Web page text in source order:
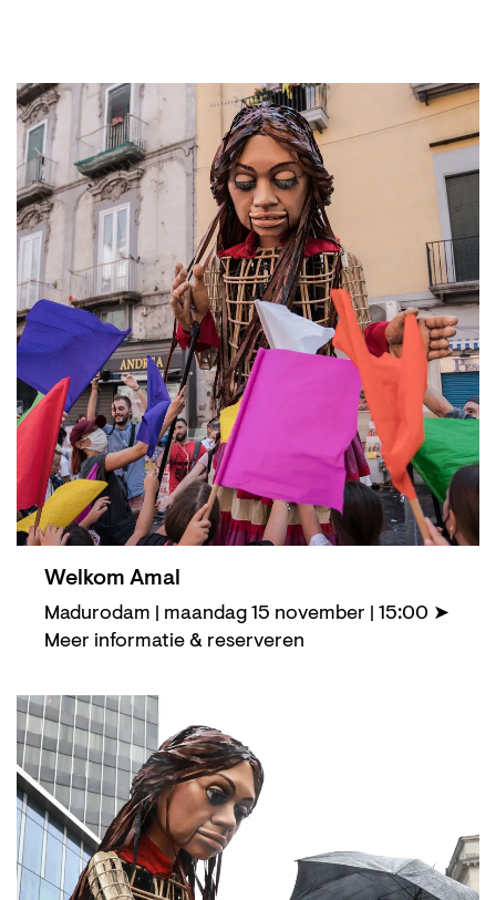
Welkom Amal
Madurodam | maandag 15 november | 15:00 ➤
Meer informatie & reserveren